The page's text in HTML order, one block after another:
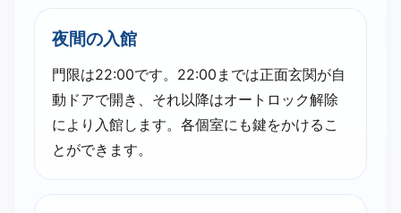
夜間の​入館
門限は22:00です。22:00までは正面玄関が自
動ドアで開き、それ以降はオートロック解除
により入館します。各個室にも鍵をかけるこ
とができます。